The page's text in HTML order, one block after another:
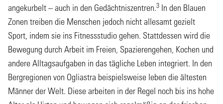
angekurbelt – auch in den Gedächtniszentren.3 In den Blauen
Zonen treiben die Menschen jedoch nicht allesamt gezielt
Sport, indem sie ins Fitnessstudio gehen. Stattdessen wird die
Bewegung durch Arbeit im Freien, Spazierengehen, Kochen und
andere Alltagsaufgaben in das tägliche Leben integriert. In den
Bergregionen von Ogliastra beispielsweise leben die ältesten
Männer der Welt. Diese arbeiten in der Regel noch bis ins hohe